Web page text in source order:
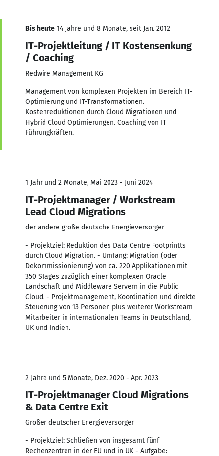
Bis heute 14 Jahre und 8 Monate, seit Jan. 2012
IT-Projektleitung / IT Kostensenkung
/ Coaching
Redwire Management KG
Management von komplexen Projekten im Bereich IT-
Optimierung und IT-Transformationen.
Kostenreduktionen durch Cloud Migrationen und
Hybrid Cloud Optimierungen. Coaching von IT
Führungkräften.
1 Jahr und 2 Monate, Mai 2023 - Juni 2024
IT-Projektmanager / Workstream
Lead Cloud Migrations
der andere große deutsche Energieversorger
- Projektziel: Reduktion des Data Centre Footprintts
durch Cloud Migration. - Umfang: Migration (oder
Dekommissionierung) von ca. 220 Applikationen mit
350 Stages zuzüglich einer komplexen Oracle
Landschaft und Middleware Servern in die Public
Cloud. - Projektmanagement, Koordination und direkte
Steuerung von 13 Personen plus weiterer Workstream
Mitarbeiter in internationalen Teams in Deutschland,
UK und Indien.
2 Jahre und 5 Monate, Dez. 2020 - Apr. 2023
IT-Projektmanager Cloud Migrations
& Data Centre Exit
Großer deutscher Energieversorger
- Projektziel: Schließen von insgesamt fünf
Rechenzentren in der EU und in UK - Aufgabe: